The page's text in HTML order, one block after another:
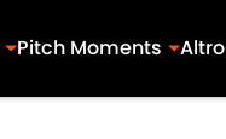
Pitch Moments Altro